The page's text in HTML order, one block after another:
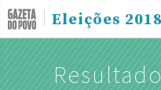
Eleições 2018